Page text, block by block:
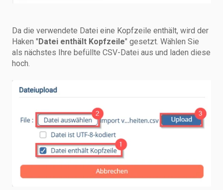
Da die verwendete Datei eine Kopfzeile enthält, wird der
Haken "Datei enthält Kopfzeile" gesetzt. Wählen Sie
als nächstes Ihre befüllte CSV-Datei aus und laden diese
hoch.